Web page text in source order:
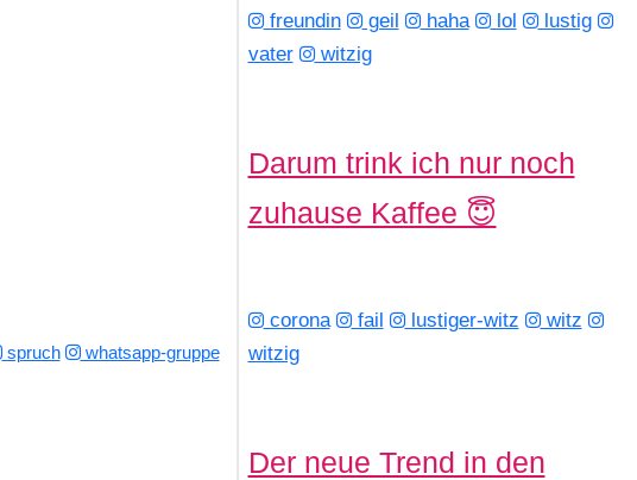
spruch whatsapp-gruppe
freundin geil haha lol
lustig
vater
witzig
Darum trink ich nur noch
zuhause Kaffee 😇
corona fail lustiger-witz
witz
witzig
Der neue Trend in den